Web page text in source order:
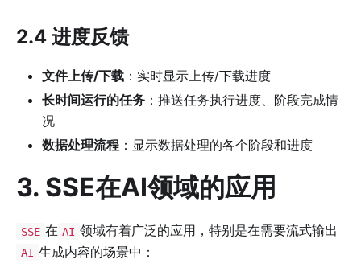
2.4 进度反馈
文件上传/下载 ：实时显示上传/下载进度
长时间运行的任务 ：推送任务执行进度、阶段完成情
况
数据处理流程 ：显示数据处理的各个阶段和进度
3. SSE在AI领域的应用
SSE 在 AI 领域有着广泛的应用，特别是在需要流式输出
AI 生成内容的场景中：